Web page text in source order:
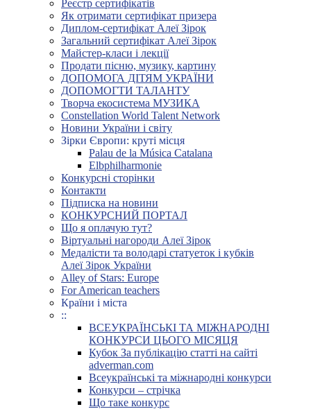
Реєстр сертифікатів
Як отримати сертифікат призера
Диплом-сертифікат Алеї Зірок
Загальний сертифікат Алеї Зірок
Майстер-класи і лекції
Продати пісню, музику, картину
ДОПОМОГА ДІТЯМ УКРАЇНИ
ДОПОМОГТИ ТАЛАНТУ
Творча екосистема МУЗИКА
Constellation World Talent Network
Новини України і світу
Зірки Європи: круті місця
Palau de la Música Catalana
Elbphilharmonie
Конкурсні сторінки
Контакти
Підписка на новини
КОНКУРСНИЙ ПОРТАЛ
Що я оплачую тут?
Віртуальні нагороди Алеї Зірок
Медалісти та володарі статуеток і кубків
Алеї Зірок України
Alley of Stars: Europe
For American teachers
Країни і міста
::
ВСЕУКРАЇНСЬКІ ТА МІЖНАРОДНІ
КОНКУРСИ ЦЬОГО МІСЯЦЯ
Кубок За публікацію статті на сайті
adverman.com
Всеукраїнські та міжнародні конкурси
Конкурси – стрічка
Що таке конкурс